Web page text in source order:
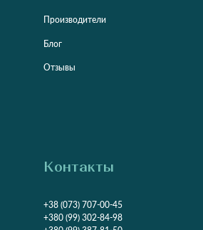
Производители
Блог
Отзывы
Контакты
+38 (073) 707-00-45
+380 (99) 302-84-98